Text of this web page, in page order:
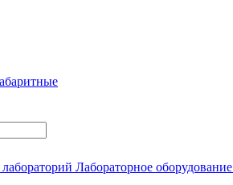
Лабораторное оборудование